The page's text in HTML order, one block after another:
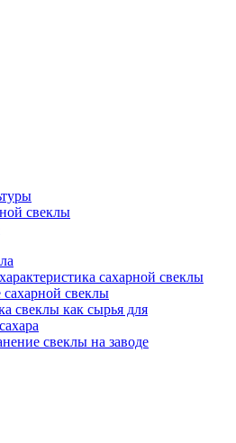
свеклы
сахарной свеклы
свеклы
свеклы как сырья для
свеклы на заводе